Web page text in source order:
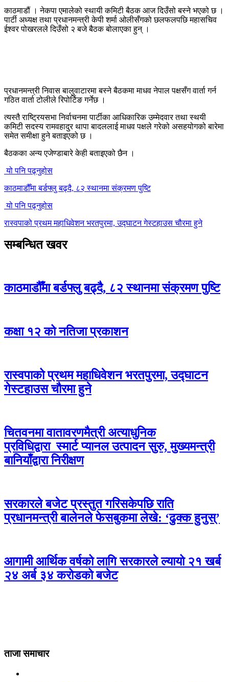
काठमाडौं । नेकपा एमालेको स्थायी कमिटी बैठक आज दिउँसो बस्ने भएको छ ।
पार्टी अध्यक्ष तथा प्रधानमन्त्री केपी शर्मा ओलीसँगको छलफलपछि महासचिव
ईश्वर पोखरलले दिउँसो २ बजे बैठक बोलाएका हुन् ।
प्रधानमन्त्री निवास बालुवाटारमा बस्ने बैठकमा माधव नेपाल पक्षसँग वार्ता गर्न
गठित वार्ता टोलीले रिपोर्टिङ गर्नेछ ।
त्यस्तै राष्ट्रियसभा निर्वाचनमा पार्टीका आधिकारिक उम्मेदवार तथा स्थयी
कमिटी सदस्य रामवहादुर थापा बादललाई माधव पक्षले गरेको असहयोगको बारेमा
समेत समीक्षा हुने बताइएको छ ।
बैठकका अन्य एजेण्डाबारे केही बताइएको छैन ।
यो पनि पढ्नुहोस
काठमाडौँमा बर्डफ्लु बढ्दै, ८२ स्थानमा संक्रमण पुष्टि
यो पनि पढ्नुहोस
रास्वपाको प्रथम महाधिवेशन भरतपुरमा, उद्घाटन गेस्टहाउस चौरमा हुने
सम्बन्धित खवर
काठमाडौँमा बर्डफ्लु बढ्दै, ८२ स्थानमा संक्रमण पुष्टि
कक्षा १२ को नतिजा प्रकाशन
रास्वपाको प्रथम महाधिवेशन भरतपुरमा, उद्घाटन
गेस्टहाउस चौरमा हुने
चितवनमा वातावरणमैत्री अत्याधुनिक
प्रविधिद्वारा स्मार्ट प्यानल उत्पादन सुरु, मुख्यमन्त्री
बानियाँद्वारा निरीक्षण
सरकारले बजेट प्रस्तुत गरिसकेपछि राति
प्रधानमन्त्री बालेनले फेसबुकमा लेखे: ‘ढुक्क हुनुस्’
आगामी आर्थिक वर्षको लागि सरकारले ल्यायो २१ खर्ब
२४ अर्ब ३४ करोडको बजेट
ताजा समाचार